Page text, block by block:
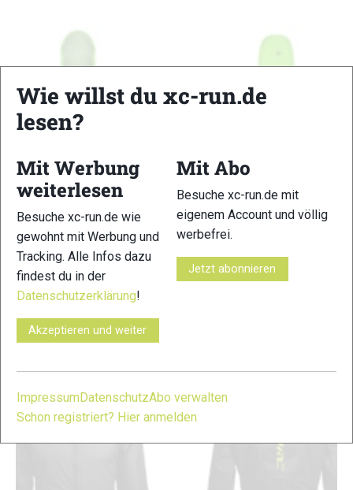
Inov8 Stormshell Waterproof Jacket
Laufjacken-Test
XC-RUN Redaktion-12. November 2022
Wer eine Jacke sucht, die racetauglich, wasserdicht, leicht und
stylisch ist, kann bei der Inov8 Stormshell beruhigt zugreifen.
Wie willst du xc-run.de
lesen?
Mit Werbung
weiterlesen
Besuche xc-run.de wie
gewohnt mit Werbung und
Tracking. Alle Infos dazu
findest du in der
Datenschutzerklärung!
Akzeptieren und weiter
Mit Abo
Besuche xc-run.de mit
eigenem Account und völlig
werbefrei.
Jetzt abonnieren
ImpressumDatenschutzAbo verwalten
Schon registriert? Hier anmelden